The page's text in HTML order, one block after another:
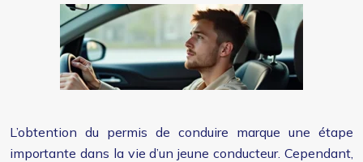
L’obtention du permis de conduire marque une étape
importante dans la vie d’un jeune conducteur. Cependant,